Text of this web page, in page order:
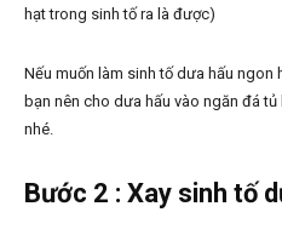
hạt trong sinh tố ra là được)
Nếu muốn làm sinh tố dưa hấu
bạn nên cho dưa hấu vào ngăn đá
nhé.
Bước 2 : Xay sinh tố